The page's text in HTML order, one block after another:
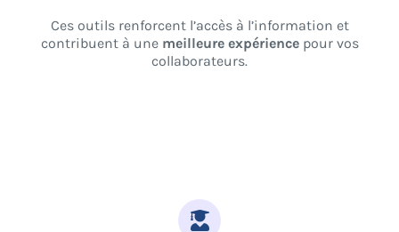
Ces outils renforcent l’accès à l’information et
contribuent à une meilleure expériencepour vos
collaborateurs.